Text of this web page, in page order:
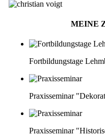
MEINE
Fortbildungstage
Praxisseminar
Praxisseminar